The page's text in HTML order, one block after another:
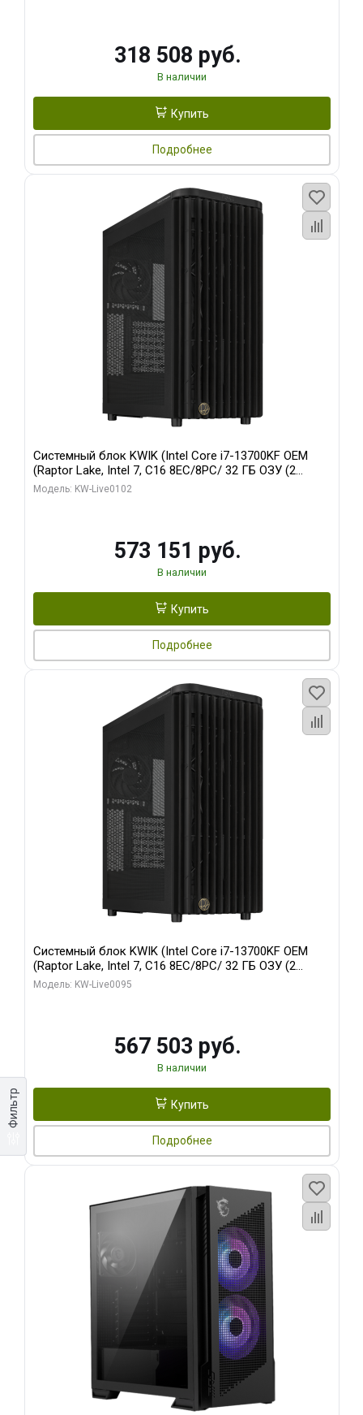
Фильтр
318 508 руб.
В наличии
Купить
Подробнее
Системный блок KWIK (Intel Core i7-13700KF OEM
(Raptor Lake, Intel 7, C16 8EC/8PC/ 32 ГБ ОЗУ (2
модуля)/ Afox RTX4090 24GB GDDR6X 384-Bit 3xDP
Модель: KW-Live0102
573 151 руб.
В наличии
Купить
Подробнее
Системный блок KWIK (Intel Core i7-13700KF OEM
(Raptor Lake, Intel 7, C16 8EC/8PC/ 32 ГБ ОЗУ (2
модуля)/ Afox RTX4090 24GB GDDR6X 384-Bit 3xDP
Модель: KW-Live0095
567 503 руб.
В наличии
Купить
Подробнее